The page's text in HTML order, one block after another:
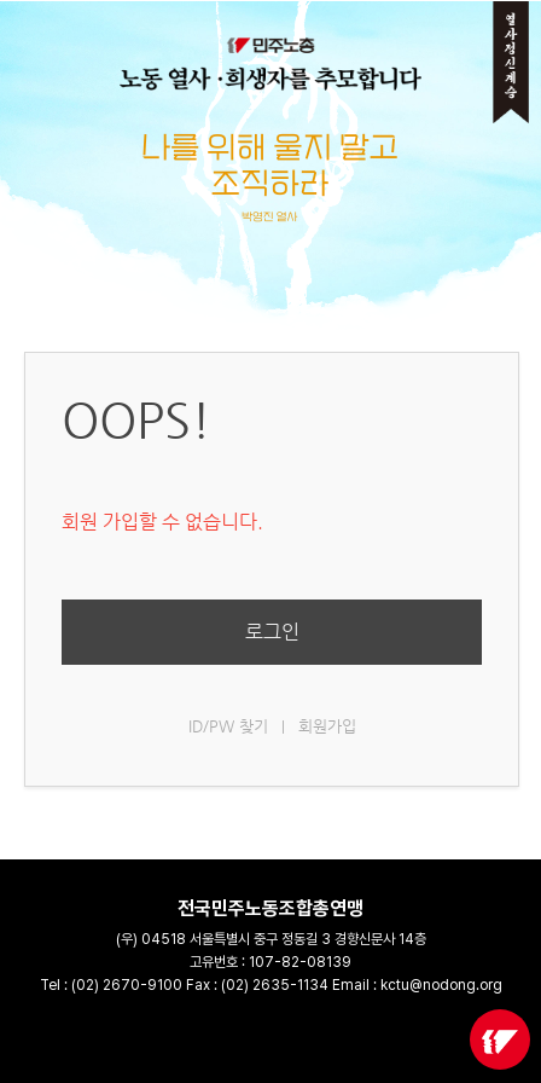
메뉴 건너뛰기
OOPS!
회원 가입할 수 없습니다.
로그인
ID/PW 찾기 회원가입
전국민주노동조합총연맹
(우) 04518 서울특별시 중구 정동길 3 경향신문사 14층
고유번호 : 107-82-08139
Tel : (02) 2670-9100 Fax : (02) 2635-1134 Email : kctu@nodong.org